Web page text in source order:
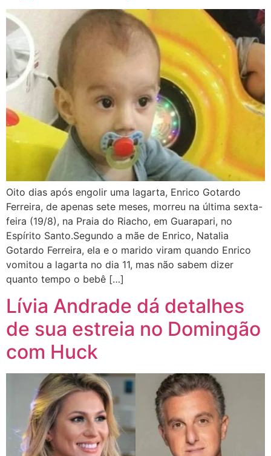
Oito dias após engolir uma lagarta, Enrico Gotardo
Ferreira, de apenas sete meses, morreu na última sexta-
feira (19/8), na Praia do Riacho, em Guarapari, no
Espírito Santo.Segundo a mãe de Enrico, Natalia
Gotardo Ferreira, ela e o marido viram quando Enrico
vomitou a lagarta no dia 11, mas não sabem dizer
quanto tempo o bebê […]
Lívia Andrade dá detalhes
de sua estreia no Domingão
com Huck